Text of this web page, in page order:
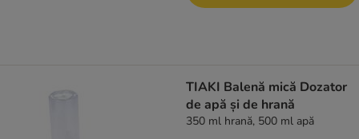
TIAKI Balenă mică Dozator
de apă și de hrană
350 ml hrană, 500 ml apă